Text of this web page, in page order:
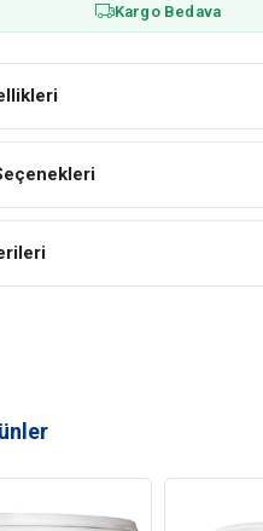
Kargo Bedava